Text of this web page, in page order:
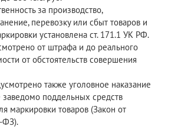
за производство,
перевозку или сбыт товаров и
установлена ст. 171.1 УК РФ.
от штрафа и до реального
от обстоятельств совершения
также уголовное наказание
заведомо поддельных средств
маркировки товаров (Закон от
ФЗ).